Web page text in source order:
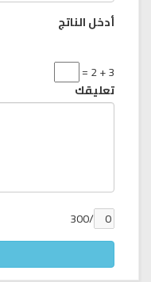
أدخل الناتج
3 + 2 =
تعليقك
/300